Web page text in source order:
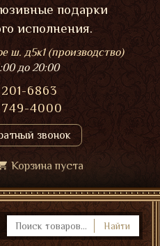
подарки
исполнения.
ш. д5к1 (производство)
до 20:00
6863
4000
звонок
Корзина пуста
Найти